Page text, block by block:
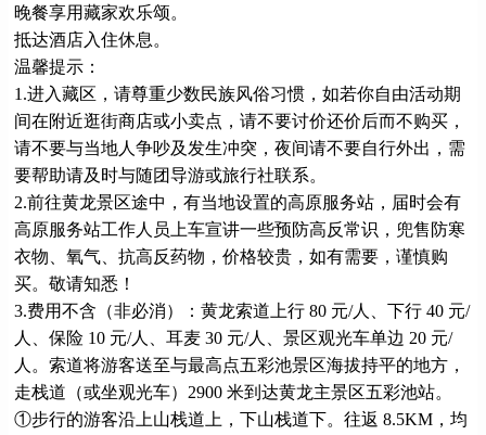
晚餐享用藏家欢乐颂。
抵达酒店入住休息。
温馨提示：
1.进入藏区，请尊重少数民族风俗习惯，如若你自由活动期
间在附近逛街商店或小卖点，请不要讨价还价后而不购买，
请不要与当地人争吵及发生冲突，夜间请不要自行外出，需
要帮助请及时与随团导游或旅行社联系。
2.前往黄龙景区途中，有当地设置的高原服务站，届时会有
高原服务站工作人员上车宣讲一些预防高反常识，兜售防寒
衣物、氧气、抗高反药物，价格较贵，如有需要，谨慎购
买。敬请知悉！
3.费用不含（非必消）：黄龙索道上行 80 元/人、下行 40 元/
人、保险 10 元/人、耳麦 30 元/人、景区观光车单边 20 元/
人。索道将游客送至与最高点五彩池景区海拔持平的地方，
走栈道（或坐观光车）2900 米到达黄龙主景区五彩池站。
①步行的游客沿上山栈道上，下山栈道下。往返 8.5KM，均